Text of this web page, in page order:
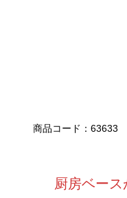
商品コード：63633
厨房ベー